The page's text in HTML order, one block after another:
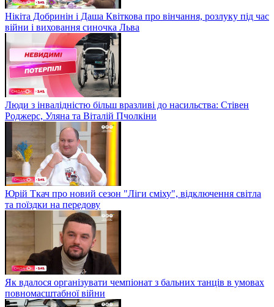
Нікіта Добринін і Даша Квіткова про вінчання, розлуку під час
війни і виховання синочка Льва
Люди з інвалідністю більш вразливі до насильства: Стівен
Роджерс, Уляна та Віталій Пчолкіни
Юрій Ткач про новий сезон "Ліги сміху", відключення світла
та поїздки на передову
Як вдалося організувати чемпіонат з бальних танців в умовах
повномасштабної війни